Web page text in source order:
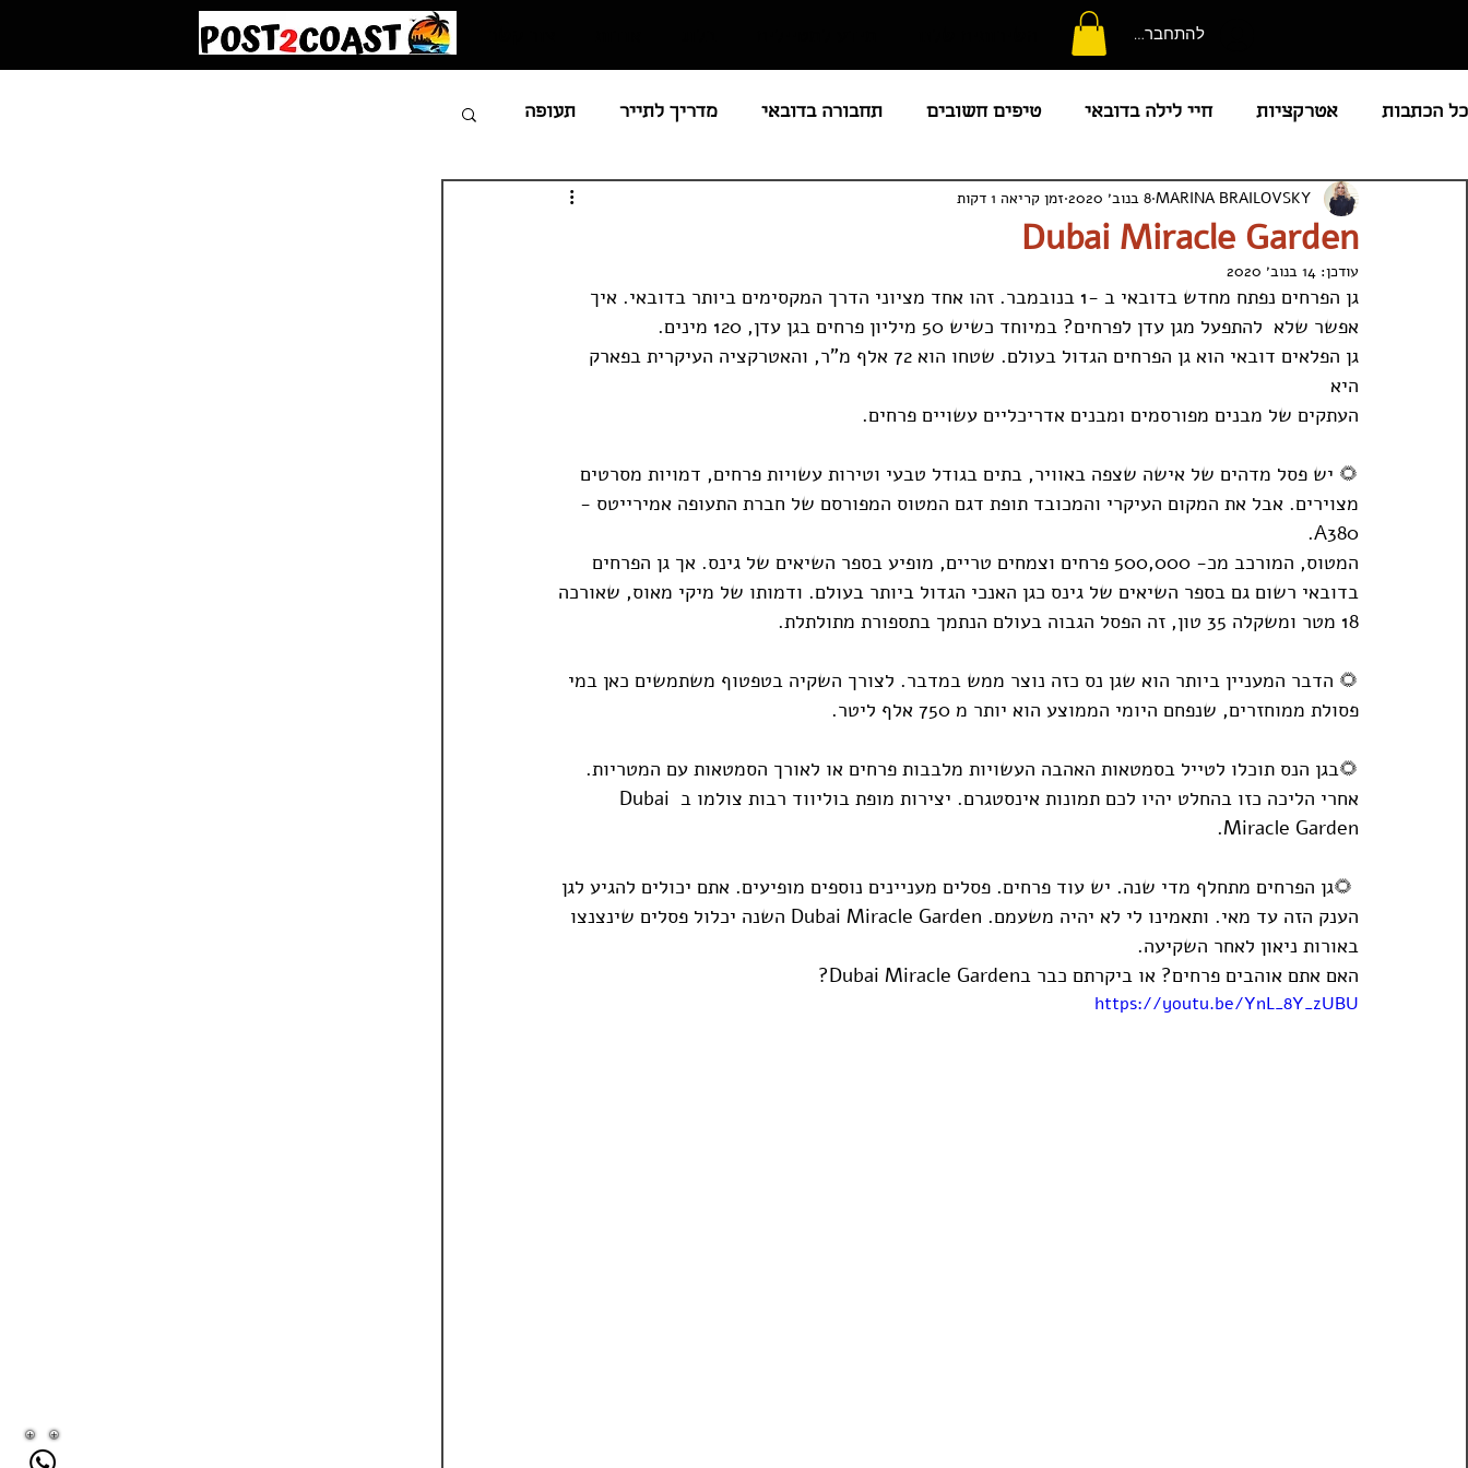
להתחברות
כל הכתבות אטרקציות חיי לילה בדובאי טיפים חשובים תחבורה בדובאי מדריך לתייר תעופה
מוקדי עניין מלונות מזג אוויר מחירים / מסים חופים
בריכות מומלצות
Dubai Miracle Garden
MARINA BRAILOVSKY 8 בנוב׳ 2020 זמן קריאה 1 דקות
עודכן: 14 בנוב׳ 2020
גן הפרחים נפתח מחדש בדובאי ב -1 בנובמבר. זהו אחד מציוני הדרך המקסימים ביותר בדובאי. איך
אפשר שלא  להתפעל מגן עדן לפרחים? במיוחד כשיש 50 מיליון פרחים בגן עדן, 120 מינים.
גן הפלאים דובאי הוא גן הפרחים הגדול בעולם. שטחו הוא 72 אלף מ"ר, והאטרקציה העיקרית בפארק
היא
העתקים של מבנים מפורסמים ומבנים אדריכליים עשויים פרחים.
🌻 יש פסל מדהים של אישה שצפה באוויר, בתים בגודל טבעי וטירות עשויות פרחים, דמויות מסרטים
מצוירים. אבל את המקום העיקרי והמכובד תופת דגם המטוס המפורסם של חברת התעופה אמירייטס -
A380.
המטוס, המורכב מכ- 500,000 פרחים וצמחים טריים, מופיע בספר השיאים של גינס. אך גן הפרחים
בדובאי רשום גם בספר השיאים של גינס כגן האנכי הגדול ביותר בעולם. ודמותו של מיקי מאוס, שאורכה
18 מטר ומשקלה 35 טון, זה הפסל הגבוה בעולם הנתמך בתספורת מתולתלת.
🌻 הדבר המעניין ביותר הוא שגן נס כזה נוצר ממש במדבר. לצורך השקיה בטפטוף משתמשים כאן במי
פסולת ממוחזרים, שנפחם היומי הממוצע הוא יותר מ 750 אלף ליטר.
🌻בגן הנס תוכלו לטייל בסמטאות האהבה העשויות מלבבות פרחים או לאורך הסמטאות עם המטריות.
אחרי הליכה כזו בהחלט יהיו לכם תמונות אינסטגרם. יצירות מופת בוליווד רבות צולמו ב Dubai
Miracle Garden.
🌻גן הפרחים מתחלף מדי שנה. יש עוד פרחים. פסלים מעניינים נוספים מופיעים. אתם יכולים להגיע לגן
הענק הזה עד מאי. ותאמינו לי לא יהיה משעמם. Dubai Miracle Garden השנה יכלול פסלים שינצנצו
באורות ניאון לאחר השקיעה.
האם אתם אוהבים פרחים? או ביקרתם כבר בDubai Miracle Garden?
https://youtu.be/YnL_8Y_zUBU